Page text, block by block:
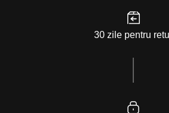
30 zile pentru